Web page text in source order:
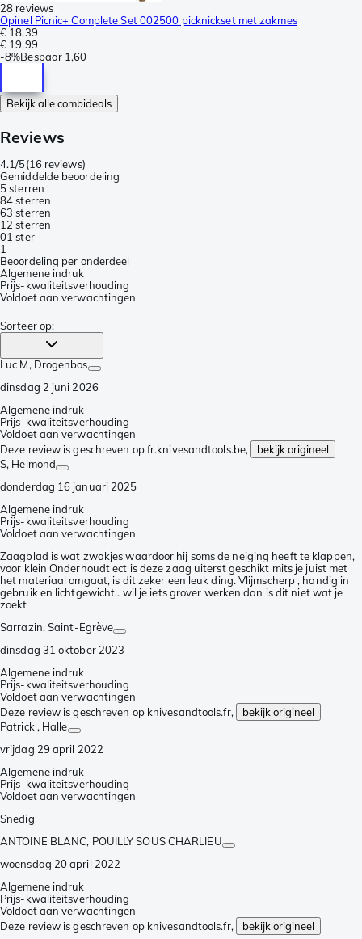
28 reviews
Opinel Picnic+ Complete Set 002500 picknickset met zakmes
€ 18,39
€ 19,99
-8%Bespaar 1,60
Bekijk alle combideals
Reviews
4.1/5(16 reviews)
Gemiddelde beoordeling
5 sterren
84 sterren
63 sterren
1 2 sterren
01 ster
1
Beoordeling per onderdeel
Algemene indruk
Prijs-kwaliteitsverhouding
Voldoet aan verwachtingen
Sorteer op:
Luc M, Drogenbos
dinsdag 2 juni 2026
Algemene indruk
Prijs-kwaliteitsverhouding
Voldoet aan verwachtingen
Deze review is geschreven op fr.knivesandtools.be,
bekijk origineel
S, Helmond
donderdag 16 januari 2025
Algemene indruk
Prijs-kwaliteitsverhouding
Voldoet aan verwachtingen
Zaagblad is wat zwakjes waardoor hij soms de neiging heeft te klappen,
voor klein Onderhoudt ect is deze zaag uiterst geschikt mits je juist met
het materiaal omgaat, is dit zeker een leuk ding. Vlijmscherp , handig in
gebruik en lichtgewicht.. wil je iets grover werken dan is dit niet wat je
zoekt
Sarrazin, Saint-Egrève
dinsdag 31 oktober 2023
Algemene indruk
Prijs-kwaliteitsverhouding
Voldoet aan verwachtingen
Deze review is geschreven op knivesandtools.fr,
bekijk origineel
Patrick , Halle
vrijdag 29 april 2022
Algemene indruk
Prijs-kwaliteitsverhouding
Voldoet aan verwachtingen
Snedig
ANTOINE BLANC, POUILLY SOUS CHARLIEU
woensdag 20 april 2022
Algemene indruk
Prijs-kwaliteitsverhouding
Voldoet aan verwachtingen
Deze review is geschreven op knivesandtools.fr,
bekijk origineel